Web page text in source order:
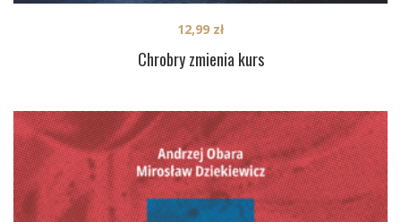
Chrobry zmienia kurs
12,99 zł